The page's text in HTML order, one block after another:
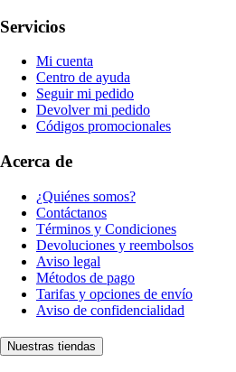
Servicios
Mi cuenta
Centro de ayuda
Seguir mi pedido
Devolver mi pedido
Códigos promocionales
Acerca de
¿Quiénes somos?
Contáctanos
Términos y Condiciones
Devoluciones y reembolsos
Aviso legal
Métodos de pago
Tarifas y opciones de envío
Aviso de confidencialidad
Nuestras tiendas